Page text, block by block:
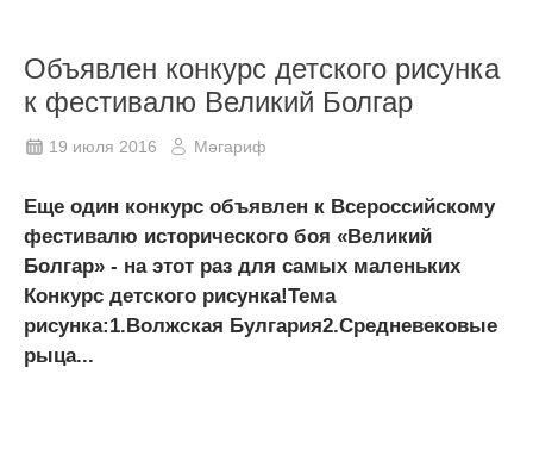
Объявлен конкурс детского рисунка
к фестивалю Великий Болгар
19 июля 2016 Мәгариф
Еще один конкурс объявлен к Всероссийскому
фестивалю исторического боя «Великий
Болгар» - на этот раз для самых маленьких
Конкурс детского рисунка!Тема
рисунка:1.Волжская Булгария2.Средневековые
рыца...